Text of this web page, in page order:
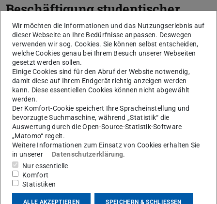
Beschäftigung studentischer
Hilfskräfte ohne Abschluss als
ÜbungsgruppenleiterIn
Im Dekanatssekretariat werden alle
Beschäftigungsverhältnisse von Studentischen
Hilfskräften mit Einsatz in der Lehre administriert.
Informationen für studentische Hilfskräfte
Als studentische Hilfskraft bewerben
Fachbereichscontrolling
Zugriffsgeschützter Absatz:
diesen Absatz zu sehen.
Wir möchten die Informationen und das Nutzungserlebnis auf
dieser Webseite an Ihre Bedürfnisse anpassen. Deswegen
verwenden wir sog. Cookies. Sie können selbst entscheiden,
welche Cookies genau bei Ihrem Besuch unserer Webseiten
gesetzt werden sollen.
Einige Cookies sind für den Abruf der Website notwendig,
damit diese auf Ihrem Endgerät richtig anzeigen werden
kann. Diese essentiellen Cookies können nicht abgewählt
werden.
Der Komfort-Cookie speichert Ihre Spracheinstellung und
bevorzugte Suchmaschine, während „Statistik“ die
Auswertung durch die Open-Source-Statistik-Software
„Matomo“ regelt.
Weitere Informationen zum Einsatz von Cookies erhalten Sie
in unserer
Datenschutzerklärung.
Nur essentielle
Komfort
Statistiken
ALLE AKZEPTIEREN SPEICHERN & SCHLIESSEN